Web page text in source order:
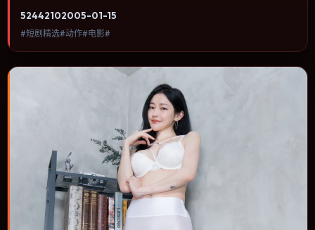
视听语言统一，可作为休闲观影或类型片补片的选择。
52442102005-01-15
#短剧精选#动作#电影#